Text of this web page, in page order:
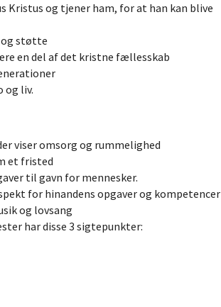
Kristus og tjener ham, for at han kan blive
og støtte
en del af det kristne fællesskab
liv.
viser omsorg og rummelighed
et fristed
til gavn for mennesker.
for hinandens opgaver og kompetencer
og lovsang
har disse 3 sigtepunkter: